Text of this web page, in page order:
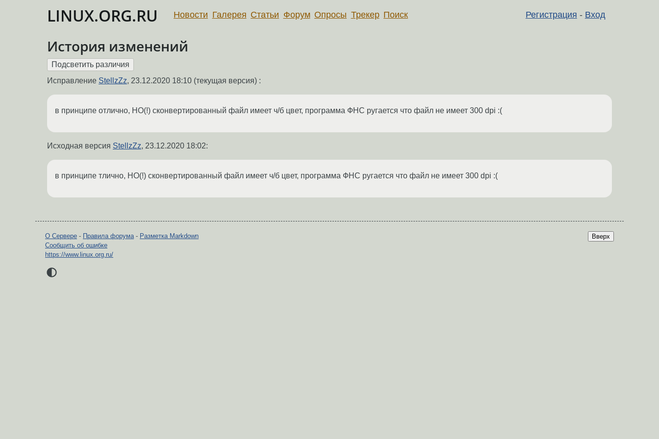
LINUX.ORG.RU Регистрация - Вход
Новости Галерея Статьи Форум Опросы Трекер Поиск
История изменений
Исправление StellzZz, 23.12.2020 18:10 (текущая версия) :
в принципе отлично, НО(!) сконвертированный файл имеет ч/б цвет, программа ФНС ругается что файл не имеет 300 dpi :(
Исходная версия StellzZz, 23.12.2020 18:02:
в принципе тлично, НО(!) сконвертированный файл имеет ч/б цвет, программа ФНС ругается что файл не имеет 300 dpi :(
Вверх
О Сервере - Правила форума- Разметка Markdown
Сообщить об ошибке
https://www.linux.org.ru/